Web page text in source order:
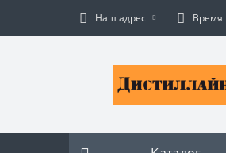
Наш адрес Время